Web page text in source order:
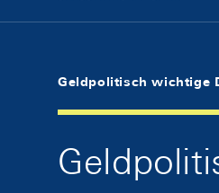
Geldpolitisch wichtige